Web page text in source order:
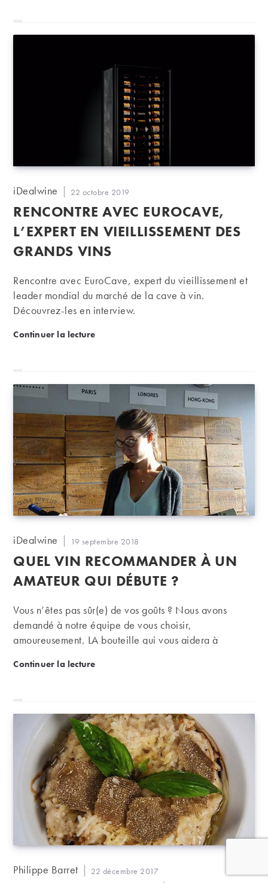
Auteur/autrice
la
publication :
iDealwine
Publication
publiée :
22 octobre 2019
RENCONTRE AVEC EUROCAVE,
L’EXPERT EN VIEILLISSEMENT DES
GRANDS VINS
Rencontre avec EuroCave, expert du vieillissement et
leader mondial du marché de la cave à vin.
Découvrez-les en interview.
Continuer la lectureRencontre avec Eurocave, l’expert en
Auteur/autrice
la
publication :
iDealwine
Publication
publiée :
19 septembre 2018
QUEL VIN RECOMMANDER À UN
AMATEUR QUI DÉBUTE ?
Vous n’êtes pas sûr(e) de vos goûts ? Nous avons
demandé à notre équipe de vous choisir,
amoureusement, LA bouteille qui vous aidera à
Continuer la lectureQuel vin recommander à un amateur qui débute ?
Auteur/autrice
Philippe Barret
Publication
22 décembre 2017